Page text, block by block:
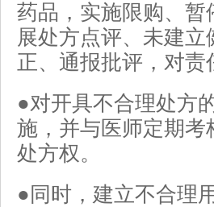
药品，实施限购、
展处方点评、未建
正、通报批评，对
●对开具不合理处方
施，并与医师定期
处方权。
●同时，建立不合理